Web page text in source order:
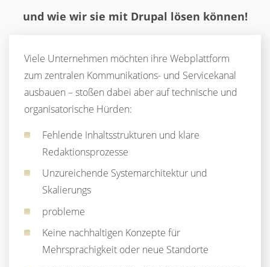
und wie wir sie mit Drupal lösen können!
Viele Unternehmen möchten ihre Webplattform
zum zentralen Kommunikations- und Servicekanal
ausbauen – stoßen dabei aber auf technische und
organisatorische Hürden:
Fehlende Inhaltsstrukturen und klare
Redaktionsprozesse
Unzureichende Systemarchitektur und
Skalierungs
probleme
Keine nachhaltigen Konzepte für
Mehrsprachigkeit oder neue Standorte